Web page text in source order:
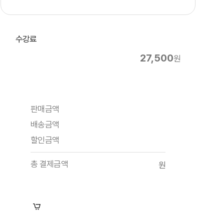
수강료
27,500원
판매금액
배송금액
할인금액
총 결제금액 원